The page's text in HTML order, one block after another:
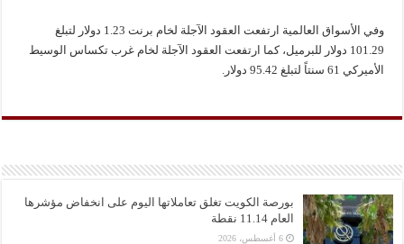
وفي الأسواق العالمية ارتفعت العقود الآجلة لخام برنت 1.23 دولار لتبلغ
101.29 دولار للبرميل، كما ارتفعت العقود الآجلة لخام غرب تكساس الوسيط
الأميركي 61 سنتاً لتبلغ 95.42 دولار.
بورصة الكويت تغلق تعاملاتها اليوم على انخفاض مؤشرها
العام 11.14 نقطة
6 أغسطس، 2026